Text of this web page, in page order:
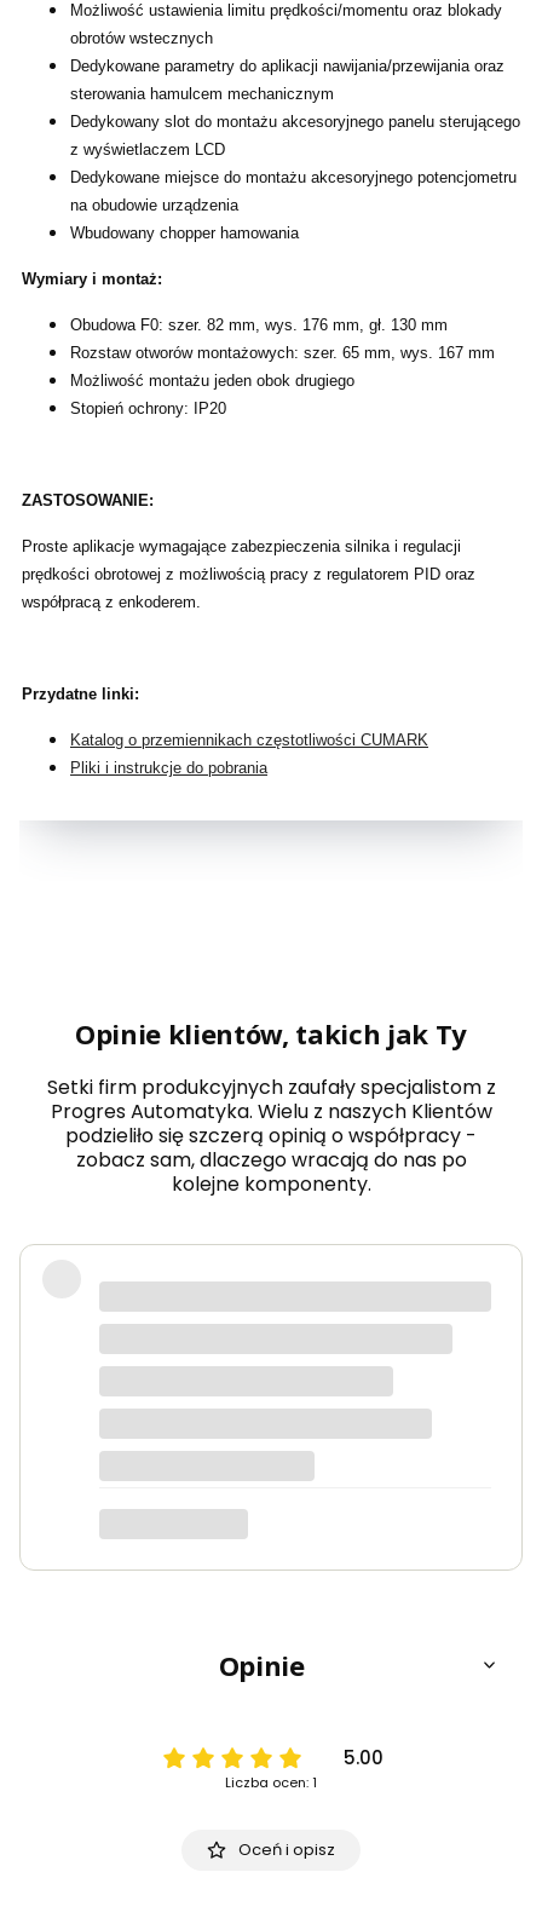
Możliwość ustawienia limitu prędkości/momentu oraz blokady
obrotów wstecznych
Dedykowane parametry do aplikacji nawijania/przewijania oraz
sterowania hamulcem mechanicznym
Dedykowany slot do montażu akcesoryjnego panelu sterującego
z wyświetlaczem LCD
Dedykowane miejsce do montażu akcesoryjnego potencjometru
na obudowie urządzenia
Wbudowany chopper hamowania
Wymiary i montaż:
Obudowa F0: szer. 82 mm, wys. 176 mm, gł. 130 mm
Rozstaw otworów montażowych: szer. 65 mm, wys. 167 mm
Możliwość montażu jeden obok drugiego
Stopień ochrony: IP20
ZASTOSOWANIE:
Proste aplikacje wymagające zabezpieczenia silnika i regulacji
prędkości obrotowej z możliwością pracy z regulatorem PID oraz
współpracą z enkoderem.
Przydatne linki:
Katalog o przemiennikach częstotliwości CUMARK
Pliki i instrukcje do pobrania
Opinie klientów, takich jak Ty
Setki firm produkcyjnych zaufały specjalistom z
Progres Automatyka. Wielu z naszych Klientów
podzieliło się szczerą opinią o współpracy -
zobacz sam, dlaczego wracają do nas po
kolejne komponenty.
Robię zakupy regularnie ze względu
na bezproblemową obsługę i szybkie
zamówienia. Na duży plus dochodzi
bardzo wysokim poziomie. Polecam
seekmo studio
Opinie
5.00
Liczba ocen: 1
Oceń i opisz